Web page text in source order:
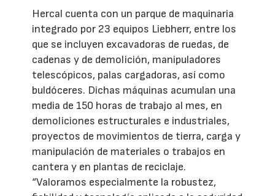
Hercal cuenta con un parque de maquinaria
integrado por 23 equipos Liebherr, entre los
que se incluyen excavadoras de ruedas, de
cadenas y de demolición, manipuladores
telescópicos, palas cargadoras, así como
buldóceres. Dichas máquinas acumulan una
media de 150 horas de trabajo al mes, en
demoliciones estructurales e industriales,
proyectos de movimientos de tierra, carga y
manipulación de materiales o trabajos en
cantera y en plantas de reciclaje.
“Valoramos especialmente la robustez,